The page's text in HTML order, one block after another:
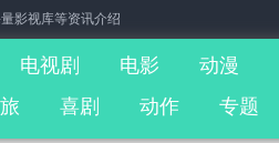
影视库等资讯介绍
电视剧 电影 动漫
喜剧 动作 专题